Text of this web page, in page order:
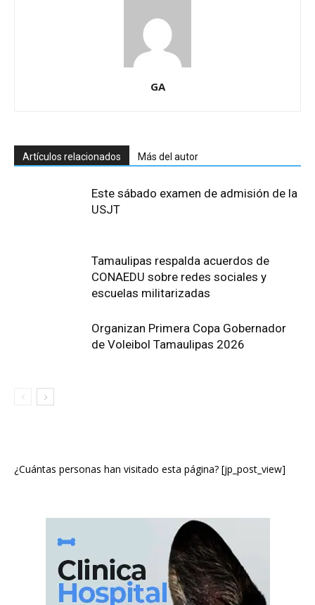
GA
Artículos relacionados Más del autor
Este sábado examen de admisión de la
USJT
Tamaulipas respalda acuerdos de
CONAEDU sobre redes sociales y
escuelas militarizadas
Organizan Primera Copa Gobernador
de Voleibol Tamaulipas 2026
¿Cuántas personas han visitado esta página? [jp_post_view]